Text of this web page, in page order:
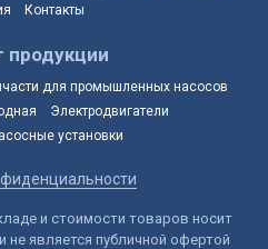
Контакты
продукции
для промышленных насосов
Электродвигатели
установки
и стоимости товаров носит
не является публичной офертой